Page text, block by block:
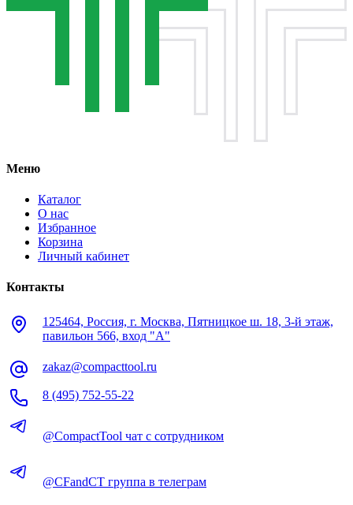
Меню
Каталог
О нас
Избранное
Корзина
Личный кабинет
Контакты
125464, Россия, г. Москва, Пятницкое ш. 18, 3-й этаж,
павильон 566, вход "А"
zakaz@compacttool.ru
8 (495) 752-55-22
@CompactTool чат с сотрудником
@CFandCT группа в телеграм